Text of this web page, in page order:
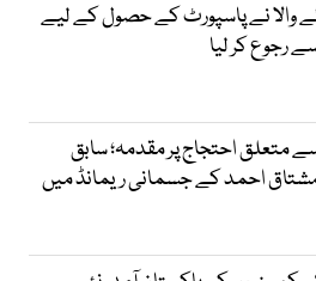
والا نے پاسپورٹ کے حصول کے لیے
رجوع کر لیا
متعلق احتجاج پر مقدمہ؛ سابق
احمد کے جسمانی ریمانڈ میں